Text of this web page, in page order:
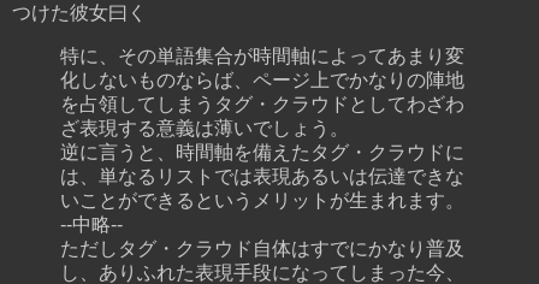
つけた彼女曰く
特に、その単語集合が時間軸によってあまり変
化しないものならば、ページ上でかなりの陣地
を占領してしまうタグ・クラウドとしてわざわ
ざ表現する意義は薄いでしょう。
逆に言うと、時間軸を備えたタグ・クラウドに
は、単なるリストでは表現あるいは伝達できな
いことができるというメリットが生まれます。
--中略--
ただしタグ・クラウド自体はすでにかなり普及
し、ありふれた表現手段になってしまった今、